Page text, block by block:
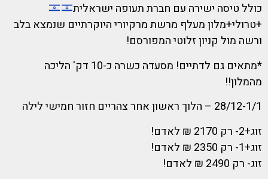
כולל טיסה ישירה עם חברת תעופה ישראלית
+טרולי+מלון מעלף מרשת מרקיורי היוקרתיים שנמצא בלב
ורשה מול קניון זלוטי המפורסם!
*מתאים גם לדתיים! מסעדה כשרה כ-10 דק' הליכה
מהמלון!!
28/12-1/1 – הלוך ראשון אחר צהריים חזור חמישי לילה
זוג+2- רק 2170 ₪ לאדם!
זוג+1- רק 2350 ₪ לאדם!
זוג- רק 2490 ₪ לאדם!